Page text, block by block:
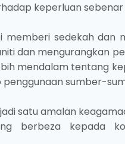
keperluan
memberi sedekah
dan mengurangkan
mendalam tentang
sumber-
satu amalan
berbeza kepada